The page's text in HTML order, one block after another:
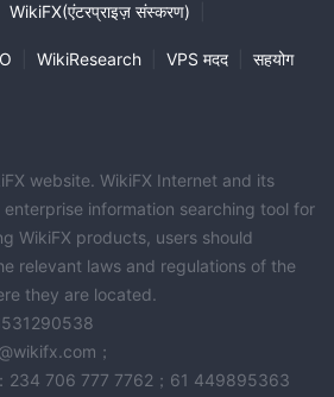
WikiFX(एंटरप्राइज़ संस्करण)
WikiResearch VPS मदद सहयोग
website. WikiFX Internet and its
information searching tool for
WikiFX products, users should
relevant laws and regulations of the
they are located.
；
234 706 777 7762；61 449895363